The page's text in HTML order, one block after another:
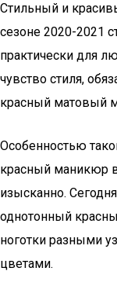
Стильный и
сезоне 2020-2021
практически для
чувство стиля,
красный матовый
Особенностью
красный маникюр
изысканно.
однотонный
ноготки разными
цветами.